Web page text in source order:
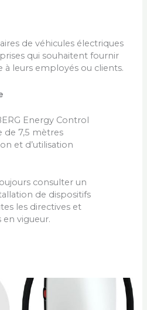
de véhicules électriques
qui souhaitent fournir
leurs employés ou clients.
Energy Control
de 7,5 mètres
et d’utilisation
consulter un
de dispositifs
les directives et
vigueur.